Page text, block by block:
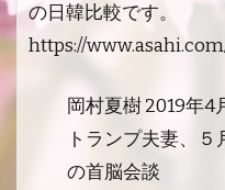
の日韓比較です。
https://
岡村夏樹 2019年4
トランプ夫妻、
の首脳会談